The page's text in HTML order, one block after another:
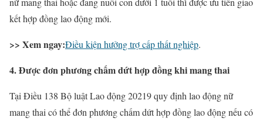
kết hợp đồng lao động mới.
>> Xem ngay:Điều kiện hưởng trợ cấp thất nghiệp.
4. Được đơn phương chấm dứt hợp đồng khi mang thai
Tại Điều 138 Bộ luật Lao động 20219 quy định lao động nữ
mang thai có thể đơn phương chấm dứt hợp đồng lao động nếu có